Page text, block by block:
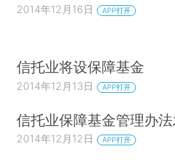
2014年12月16日 APP打开
信托业将设保障基金
2014年12月13日 APP打开
信托业保障基金管理办法
2014年12月12日 APP打开